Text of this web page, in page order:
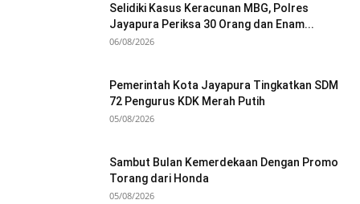
Selidiki Kasus Keracunan MBG, Polres
Jayapura Periksa 30 Orang dan Enam...
06/08/2026
Pemerintah Kota Jayapura Tingkatkan SDM
72 Pengurus KDK Merah Putih
05/08/2026
Sambut Bulan Kemerdekaan Dengan Promo
Torang dari Honda
05/08/2026